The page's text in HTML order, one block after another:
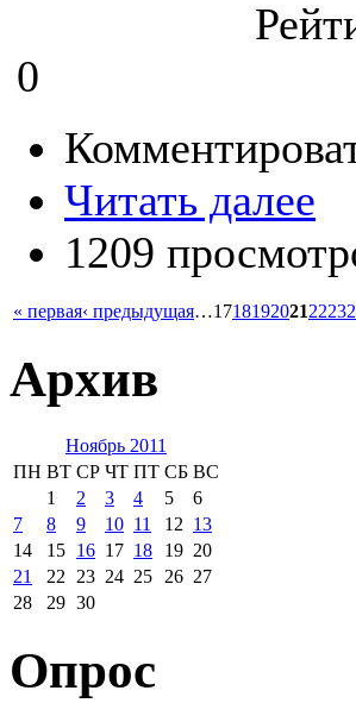
0
Читать далее
1209
« первая‹ предыдущая…17181920212223
Архив
Ноябрь 2011
ПН ВТ СР ЧТ ПТ СБ ВС
1
2 3 4 5
6
7
8 9 10 11 12 13
14
15 16 17 18 19 20
21
22 23 24 25 26 27
28
29 30
Опрос